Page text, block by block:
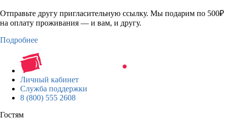
Отправьте другу пригласительную ссылку. Мы подарим по 500₽
на оплату проживания — и вам, и другу.
Подробнее
Личный кабинет
Служба поддержки
8 (800) 555 2608
Гостям